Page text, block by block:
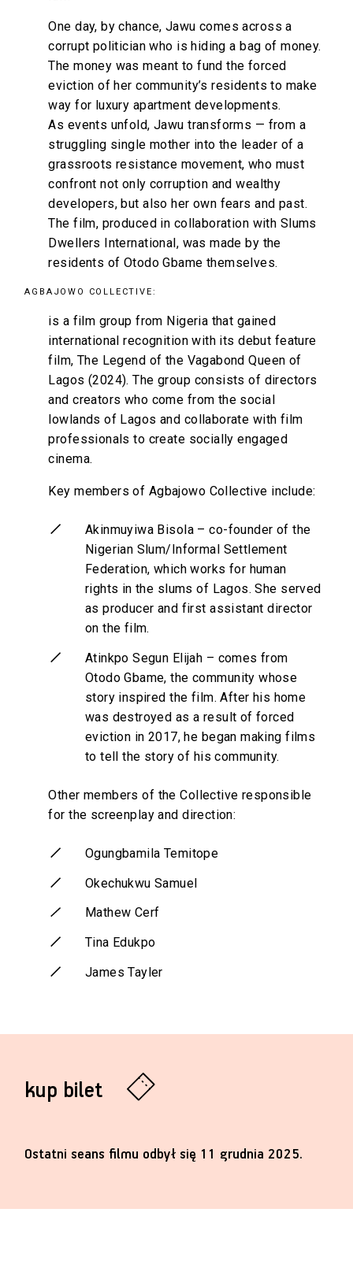
kup bilet
Ostatni seans filmu odbył się 11 grudnia 2025.
One day, by chance, Jawu comes across a
corrupt politician who is hiding a bag of money.
The money was meant to fund the forced
eviction of her community’s residents to make
way for luxury apartment developments.
As events unfold, Jawu transforms — from a
struggling single mother into the leader of a
grassroots resistance movement, who must
confront not only corruption and wealthy
developers, but also her own fears and past.
The film, produced in collaboration with Slums
Dwellers International, was made by the
residents of Otodo Gbame themselves.
AGBAJOWO COLLECTIVE:
is a film group from Nigeria that gained
international recognition with its debut feature
film, The Legend of the Vagabond Queen of
Lagos (2024). The group consists of directors
and creators who come from the social
lowlands of Lagos and collaborate with film
professionals to create socially engaged
cinema.
Key members of Agbajowo Collective include:
Akinmuyiwa Bisola – co-founder of the
Nigerian Slum/Informal Settlement
Federation, which works for human
rights in the slums of Lagos. She served
as producer and first assistant director
on the film.
Atinkpo Segun Elijah – comes from
Otodo Gbame, the community whose
story inspired the film. After his home
was destroyed as a result of forced
eviction in 2017, he began making films
to tell the story of his community.
Other members of the Collective responsible
for the screenplay and direction:
Ogungbamila Temitope
Okechukwu Samuel
Mathew Cerf
Tina Edukpo
James Tayler